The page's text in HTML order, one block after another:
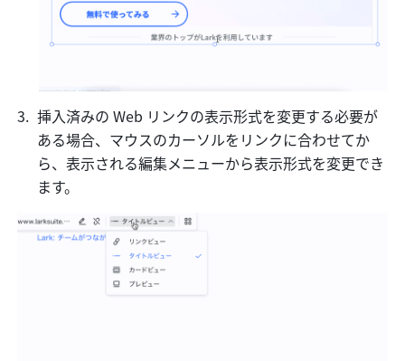
挿入済みの Web リンクの表示形式を変更する必要が
ある場合、マウスのカーソルをリンクに合わせてか
ら、表示される編集メニューから表示形式を変更でき
ます。